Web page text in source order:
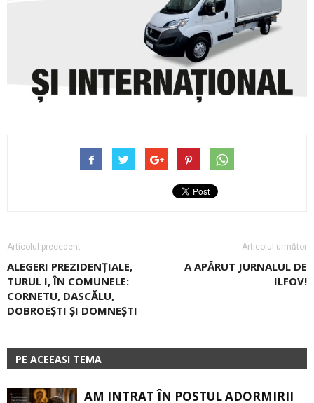
Articolul precedent
ALEGERI PREZIDENȚIALE,
TURUL I, ÎN COMUNELE:
CORNETU, DASCĂLU,
DOBROEȘTI ȘI DOMNEȘTI
Articolul următor
A APĂRUT JURNALUL DE
ILFOV!
PE ACEEASI TEMA
AM INTRAT ÎN POSTUL ADORMIRII